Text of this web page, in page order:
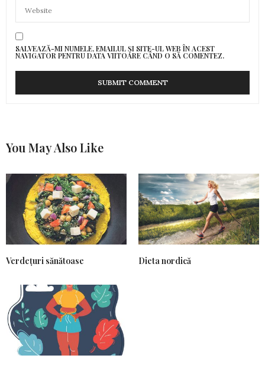
SALVEAZĂ-MI NUMELE, EMAILUL ȘI SITE-UL WEB ÎN ACEST
NAVIGATOR PENTRU DATA VIITOARE CÂND O SĂ COMENTEZ.
You May Also Like
Verdețuri sănătoase Dieta nordică